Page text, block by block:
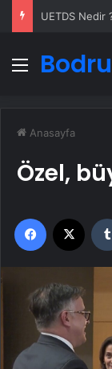
Menü
Anasayfa
Özel,
Facebook